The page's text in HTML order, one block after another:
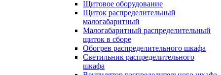
Щитовое оборудование
Щиток распределительный
малогабаритный
Малогабаритный распределительный
щиток в сборе
Обогрев распределительного шкафа
Светильник распределительного
шкафа